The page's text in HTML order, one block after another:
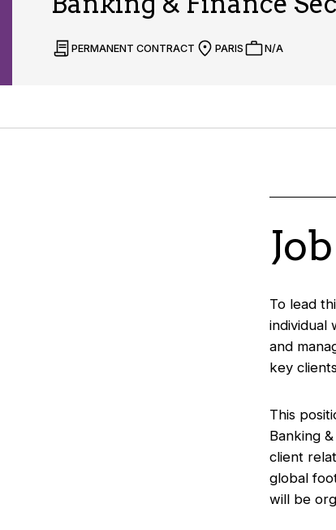
PERMANENT CONTRACT PARIS N/A
To lead
individual
and
key
This
Banking
client
global
will be